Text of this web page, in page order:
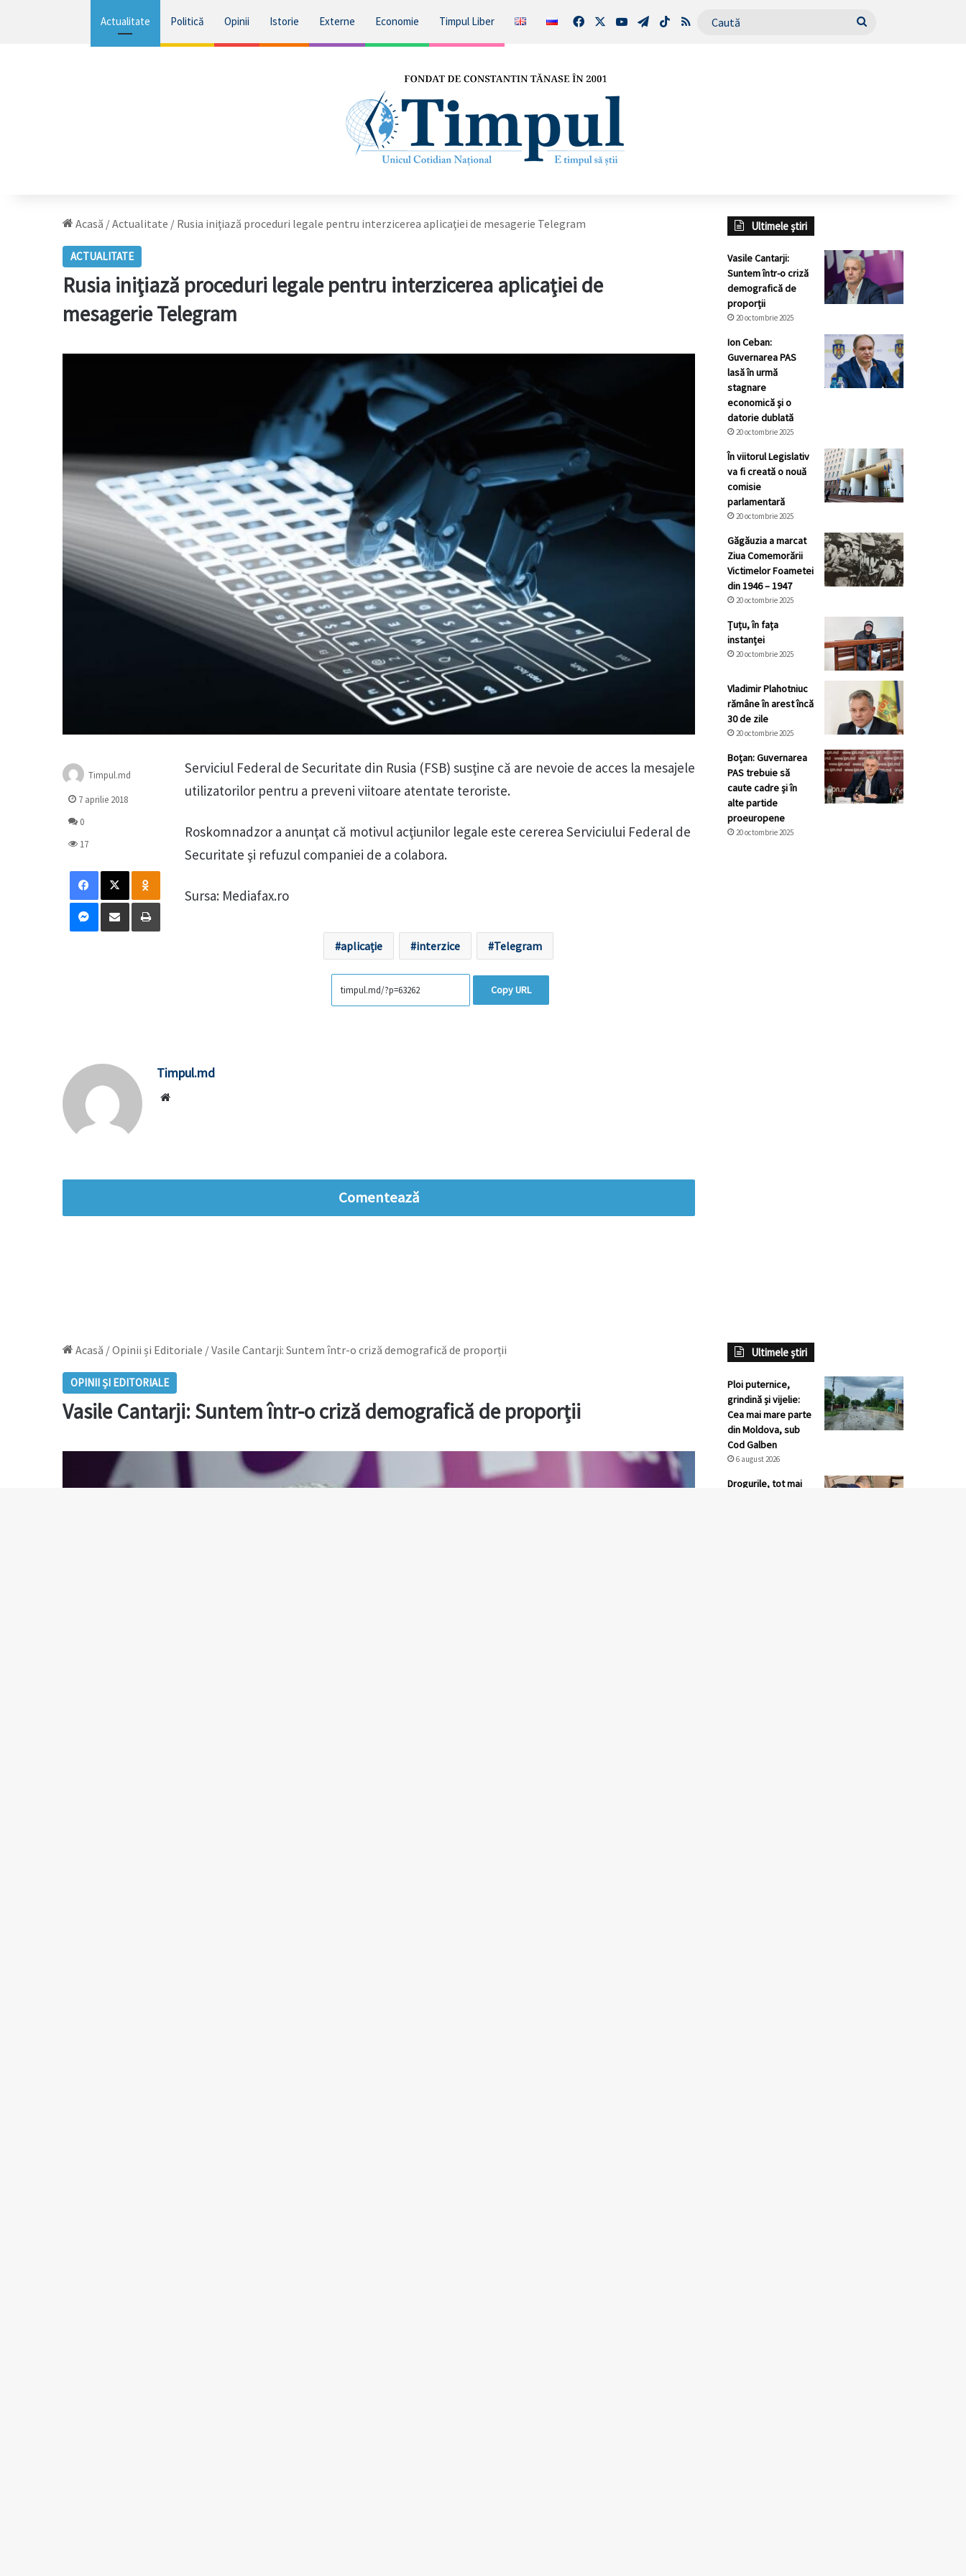
Actualitate Politică Opinii Istorie Externe Economie Timpul Liber FacebookYouTubeTelegram
TikTokRSS Caută
Acasă /Actualitate / Rusia iniţiază proceduri legale pentru interzicerea aplicaţiei de mesagerie Telegram
ACTUALITATE
Rusia iniţiază proceduri legale pentru interzicerea aplicaţiei de
mesagerie Telegram
Serviciul Federal de Securitate din Rusia (FSB) susţine că are nevoie de acces la mesajele
utilizatorilor pentru a preveni viitoare atentate teroriste.
Roskomnadzor a anunţat că motivul acţiunilor legale este cererea Serviciului Federal de
Securitate şi refuzul companiei de a colabora.
Sursa: Mediafax.ro
aplicație interzice Telegram
Copy URL
Timpul.md
7 aprilie 2018
0
17
Facebook
X Odnoklassniki
Messenger
Distribuie prin mail Tipărește
Timpul.md
Comentează
Ultimele știri
Vasile Cantarji:
Suntem într-o criză
demografică de
proporții
20 octombrie 2025
Ion Ceban:
Guvernarea PAS
lasă în urmă
stagnare
economică și o
datorie dublată
20 octombrie 2025
În viitorul Legislativ
va fi creată o nouă
comisie
parlamentară
20 octombrie 2025
Găgăuzia a marcat
Ziua Comemorării
Victimelor Foametei
din 1946 – 1947
20 octombrie 2025
Țuțu, în fața
instanței
20 octombrie 2025
Vladimir Plahotniuc
rămâne în arest încă
30 de zile
20 octombrie 2025
Boțan: Guvernarea
PAS trebuie să
caute cadre și în
alte partide
proeuropene
20 octombrie 2025